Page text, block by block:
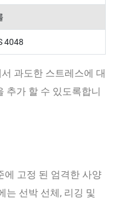
4048
과도한 스트레스에 대
추가 할 수 있도록합니
에 고정 된 엄격한 사양
는 선박 선체, 리깅 및